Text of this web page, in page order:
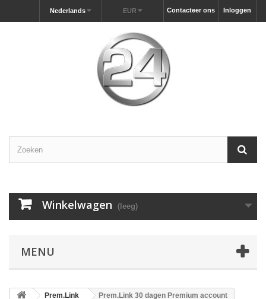
Inloggen
Contacteer ons
EUR
Nederlands
Winkelwagen (leeg)
MENU
Prem.Link Prem.Link 30 dagen Premium account